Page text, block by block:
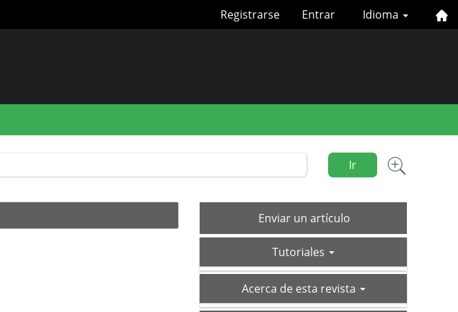
Idioma
Registrarse Entrar
Ir
Enviar
un
Enviar un artículo
Tutoriales
acerca-Acerca de esta revista